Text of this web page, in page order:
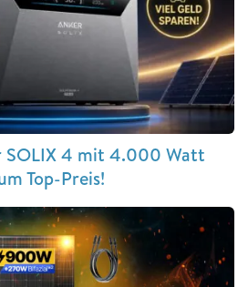
SOLIX 4 mit 4.000 Watt
Top-Preis!